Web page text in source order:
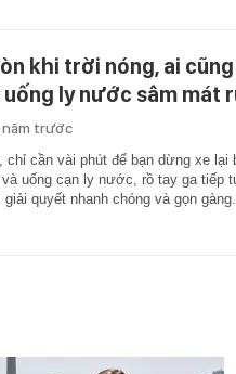
khi trời nóng, ai
uống ly nước sâm mát
năm trước
chỉ cần vài phút để bạn dừng xe
uống cạn ly nước, rồ tay ga tiếp
quyết nhanh chóng và gọn gàng.